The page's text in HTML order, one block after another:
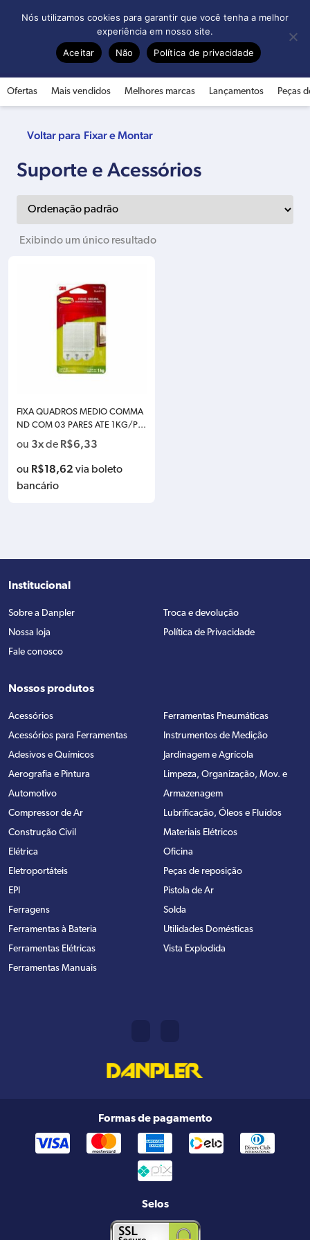
Ofertas Mais vendidos Melhores marcas Lançamentos Peças
Fixar e Montar
Suporte e Acessórios
Exibindo um único resultado
FIXA QUADROS MEDIO COMMA
ND COM 03 PARES ATE 1KG/PA
R 3M H0002316828
ou 3xde R$6,33
ou R$18,62 via boleto
bancário
Institucional
Sobre a Danpler
Nossa loja
Fale conosco
Troca e devolução
Política de Privacidade
Nossos produtos
Acessórios
Acessórios para Ferramentas
Adesivos e Químicos
Aerografia e Pintura
Automotivo
Compressor de Ar
Construção Civil
Elétrica
Eletroportáteis
EPI
Ferragens
Ferramentas à Bateria
Ferramentas Elétricas
Ferramentas Manuais
Ferramentas Pneumáticas
Instrumentos de Medição
Jardinagem e Agrícola
Limpeza, Organização, Mov. e
Armazenagem
Lubrificação, Óleos e Fluídos
Materiais Elétricos
Oficina
Peças de reposição
Pistola de Ar
Solda
Utilidades Domésticas
Vista Explodida
Formas de pagamento
Selos
Nós utilizamos cookies para garantir que você tenha a melhor
experiência em nosso site.
Aceitar
Não Política de privacidade